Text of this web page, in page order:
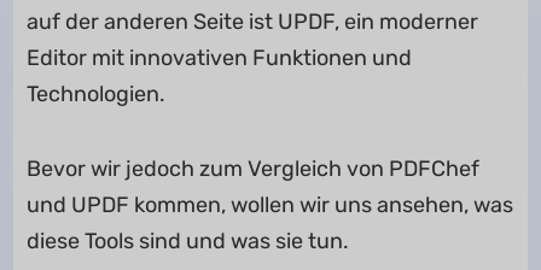
auf der anderen Seite ist UPDF, ein moderner
Editor mit innovativen Funktionen und
Technologien.
Bevor wir jedoch zum Vergleich von PDFChef
und UPDF kommen, wollen wir uns ansehen, was
diese Tools sind und was sie tun.